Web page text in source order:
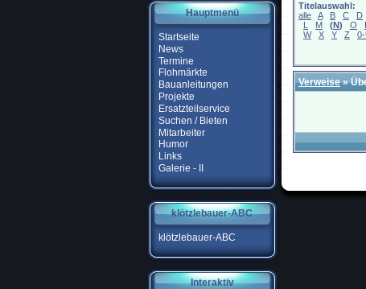
Hauptmenü
Startseite
News
Termine
Flohmärkte
Bauanleitungen
Projekte
Ersatzteilservice
Suchen / Bieten
Mitarbeiter
Humor
Links
Galerie - II
klötzlebauer-ABC
klötzlebauer-ABC
Interaktiv
Titelauswahl:
alle
A B C D
L
M (N) O
W
X Y Z
Verweise»